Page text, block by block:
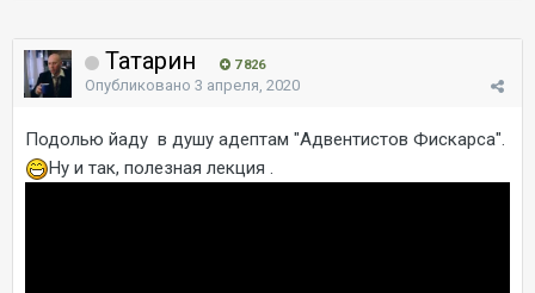
Татарин 7 826
Опубликовано 3 апреля, 2020
Подолью йаду в душу адептам "Адвентистов Фискарса".
Ну и так, полезная лекция .